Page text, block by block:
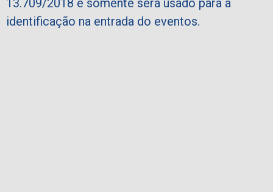
13.709/2018 e somente será usado para a
identificação na entrada do eventos.